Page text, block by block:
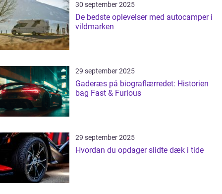
30 september 2025
De bedste oplevelser med autocamper i
vildmarken
29 september 2025
Gaderæs på biograflærredet: Historien
bag Fast & Furious
29 september 2025
Hvordan du opdager slidte dæk i tide